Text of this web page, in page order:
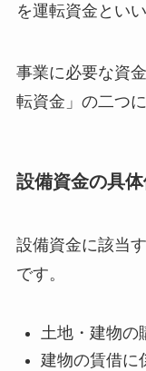
を運転資金といい
事業に必要な資
転資金」の二つ
設備資金の具体
設備資金に該当
です。
土地・建物の
建物の賃借に